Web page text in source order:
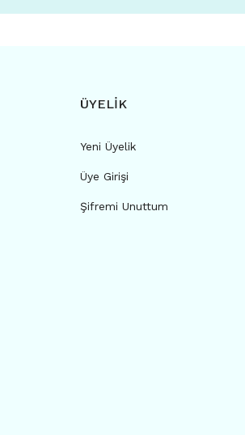
ÜYELİK
Yeni Üyelik
Üye Girişi
Şifremi Unuttum